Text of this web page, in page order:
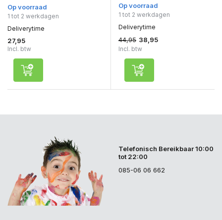
Op voorraad
1 tot 2 werkdagen
Deliverytime
27,95
Incl. btw
Op voorraad
1 tot 2 werkdagen
Deliverytime
44,95 38,95
Incl. btw
Telefonisch Bereikbaar 10:00
tot 22:00
085-06 06 662